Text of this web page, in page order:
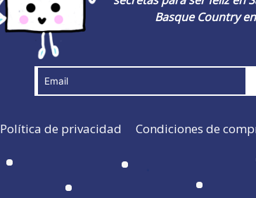
Basque Country
Política de privacidad Condiciones de